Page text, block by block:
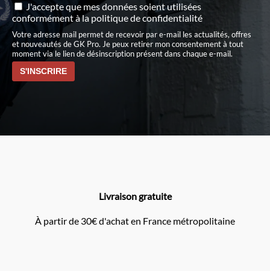
J'accepte que mes données soient utilisées
conformément àla politique de confidentialité
Votre adresse mail permet de recevoir par e-mail les actualités, offres
et nouveautés de GK Pro. Je peux retirer mon consentement à tout
moment via le lien de désinscription présent dans chaque e-mail.
Livraison gratuite
À partir de 30€ d'achat en France métropolitaine